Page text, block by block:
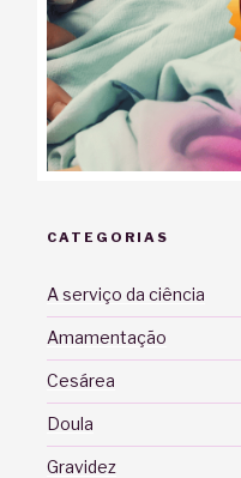
CATEGORIAS
A serviço da ciência
Amamentação
Cesárea
Doula
Gravidez